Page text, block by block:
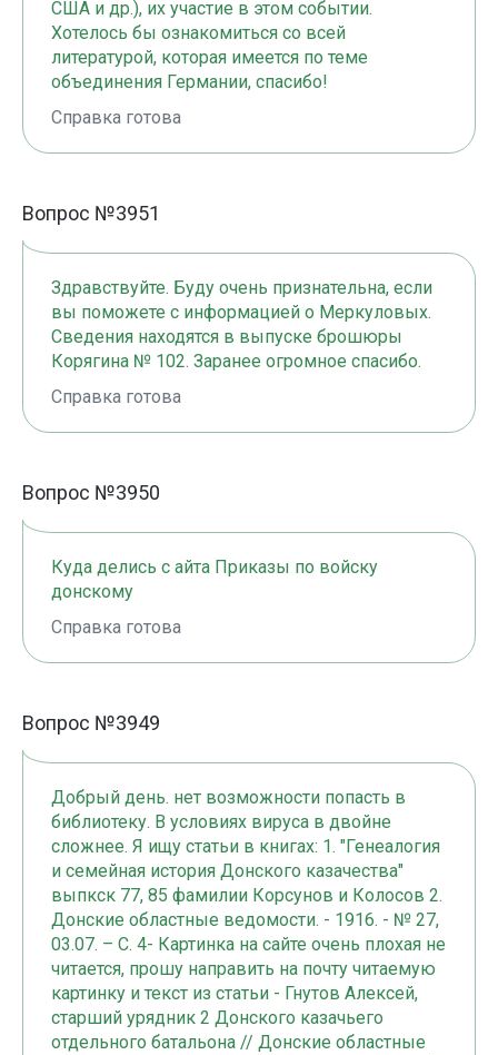
США и др.), их участие в этом событии.
Хотелось бы ознакомиться со всей
литературой, которая имеется по теме
объединения Германии, спасибо!
Справка готова
Вопрос №3951
Здравствуйте. Буду очень признательна, если
вы поможете с информацией о Меркуловых.
Сведения находятся в выпуске брошюры
Корягина № 102. Заранее огромное спасибо.
Справка готова
Вопрос №3950
Куда делись с айта Приказы по войску
донскому
Справка готова
Вопрос №3949
Добрый день. нет возможности попасть в
библиотеку. В условиях вируса в двойне
сложнее. Я ищу статьи в книгах: 1. "Генеалогия
и семейная история Донского казачества"
выпкск 77, 85 фамилии Корсунов и Колосов 2.
Донские областные ведомости. - 1916. - № 27,
03.07. – С. 4- Картинка на сайте очень плохая не
читается, прошу направить на почту читаемую
картинку и текст из статьи - Гнутов Алексей,
старший урядник 2 Донского казачьего
отдельного батальона // Донские областные